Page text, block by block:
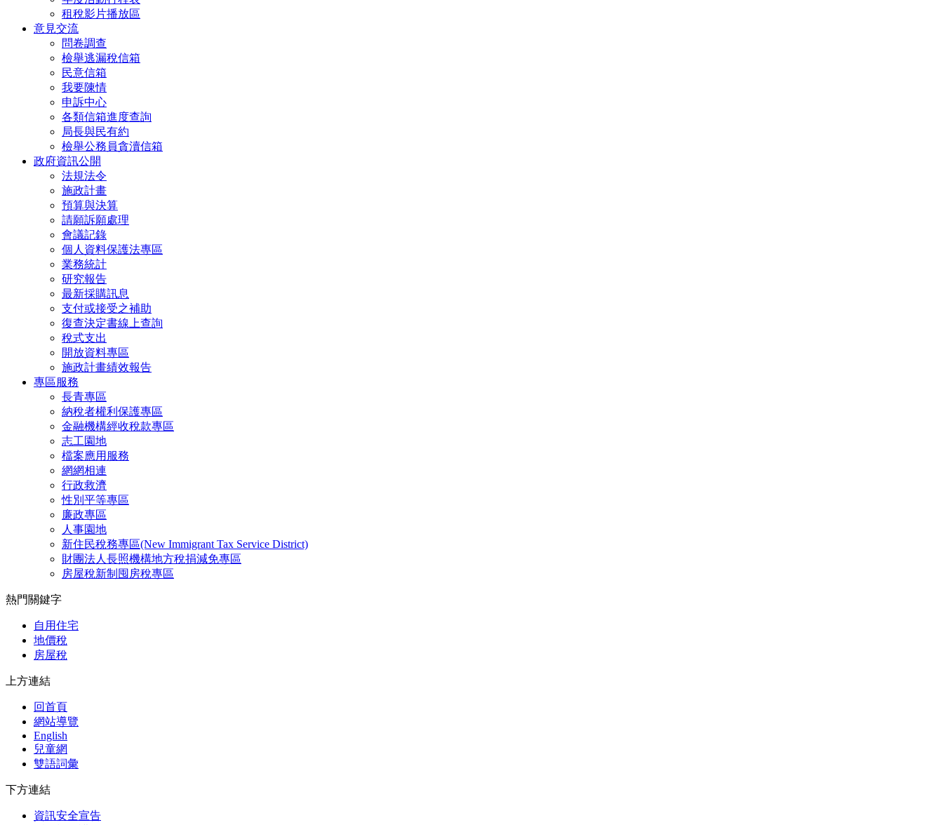
租稅影片播放區
意見交流
問卷調查
檢舉逃漏稅信箱
民意信箱
我要陳情
申訴中心
各類信箱進度查詢
局長與民有約
檢舉公務員貪瀆信箱
政府資訊公開
法規法令
施政計畫
預算與決算
請願訴願處理
會議記錄
個人資料保護法專區
業務統計
研究報告
最新採購訊息
支付或接受之補助
復查決定書線上查詢
稅式支出
開放資料專區
施政計畫績效報告
專區服務
長青專區
納稅者權利保護專區
金融機構經收稅款專區
志工園地
檔案應用服務
網網相連
行政救濟
性別平等專區
廉政專區
人事園地
新住民稅務專區(New Immigrant Tax Service District)
財團法人長照機構地方稅捐減免專區
房屋稅新制囤房稅專區
熱門關鍵字
自用住宅
地價稅
房屋稅
上方連結
回首頁
網站導覽
English
兒童網
雙語詞彙
下方連結
資訊安全宣告